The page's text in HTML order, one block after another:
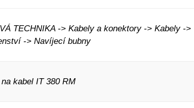
TECHNIKA -> Kabely a konektory -> Kabely ->
-> Navíjecí bubny
kabel IT 380 RM